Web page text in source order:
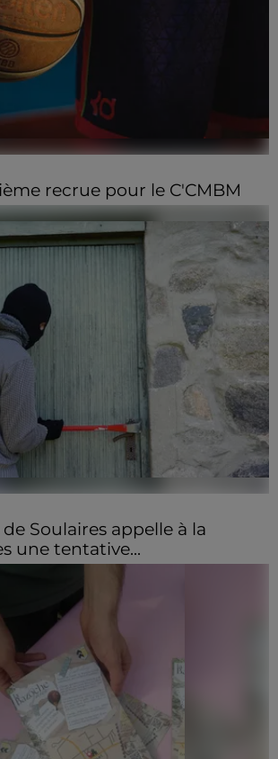
recrue pour le C'CMBM
Soulaires appelle à la
une tentative...